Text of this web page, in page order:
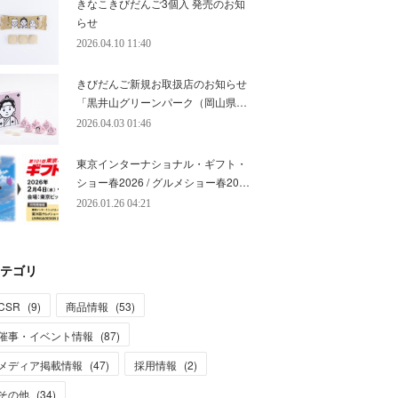
きなこきびだんご3個入 発売のお知
らせ
2026.04.10 11:40
きびだんご新規お取扱店のお知らせ
「黒井山グリーンパーク（岡山県…
2026.04.03 01:46
東京インターナショナル・ギフト・
ショー春2026 / グルメショー春20…
2026.01.26 04:21
ゴリ
(9) 商品情報 (53)
事・イベント情報 (87)
ディア掲載情報 (47) 採用情報 (2)
の他 (34)